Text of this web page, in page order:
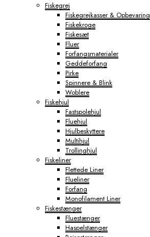
Fiskegrej
Fiskegrejkasser & Opbevaring
Fiskekroge
Fiskesæt
Fluer
Forfangsmaterialer
Geddeforfang
Pirke
Spinnere & Blink
Woblere
Fiskehjul
Fastspolehjul
Fluehjul
Hjulbeskyttere
Multihjul
Trollinghjul
Fiskeliner
Flettede Liner
Flueliner
Forfang
Monofilament Liner
Fiskestænger
Fluestænger
Haspelstænger